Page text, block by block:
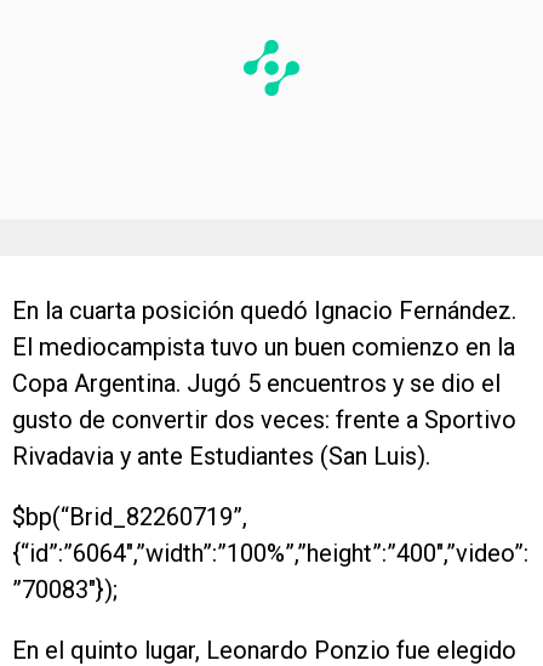
En la cuarta posición quedó Ignacio Fernández.
El mediocampista tuvo un buen comienzo en la
Copa Argentina. Jugó 5 encuentros y se dio el
gusto de convertir dos veces: frente a Sportivo
Rivadavia y ante Estudiantes (San Luis).
$bp(“Brid_82260719”,
{“id”:”6064″,”width”:”100%”,”height”:”400″,”video”:
”70083″});
En el quinto lugar, Leonardo Ponzio fue elegido